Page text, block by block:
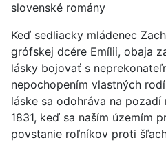
slovenské romány
Keď sedliacky mládenec
grófskej dcére Emílii, obaja
lásky bojovať s
nepochopením vlastných
láske sa odohráva na
1831, keď sa naším územím
povstanie roľníkov proti